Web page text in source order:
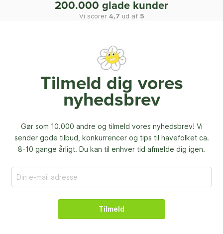
200.000 glade kunder
Vi scorer 4,7 ud af 5
Tilmeld dig vores
nyhedsbrev
Gør som 10.000 andre og tilmeld vores nyhedsbrev! Vi
sender gode tilbud, konkurrencer og tips til havefolket ca.
8-10 gange årligt. Du kan til enhver tid afmelde dig igen.
Tilmeld